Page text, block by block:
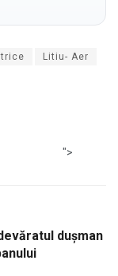
Litiu- Aer
">
duşman